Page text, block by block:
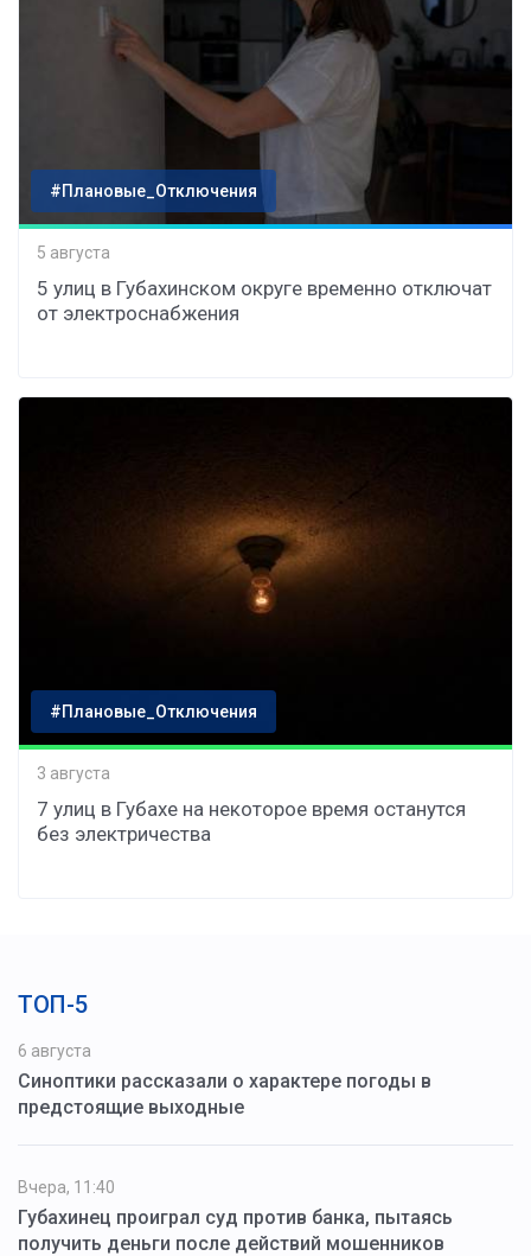
#Плановые_Отключения
5 августа
5 улиц в Губахинском округе временно отключат
от электроснабжения
#Плановые_Отключения
3 августа
7 улиц в Губахе на некоторое время останутся
без электричества
ТОП-5
6 августа
Синоптики рассказали о характере погоды в
предстоящие выходные
Вчера, 11:40
Губахинец проиграл суд против банка, пытаясь
получить деньги после действий мошенников